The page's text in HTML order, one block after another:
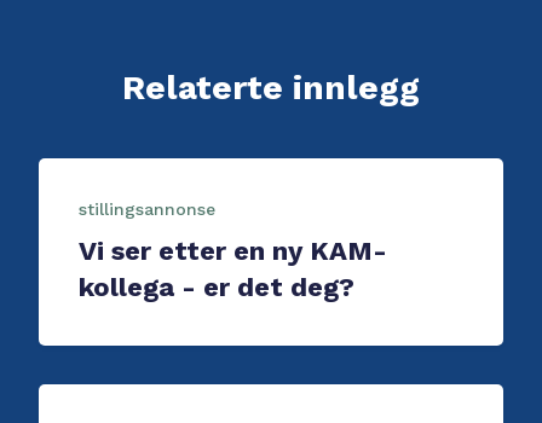
Relaterte innlegg
stillingsannonse
Vi ser etter en ny KAM-
kollega - er det deg?